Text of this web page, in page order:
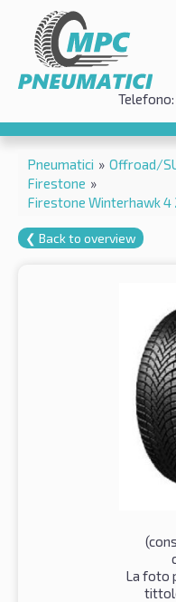
Telefono:
Pneumatici » Offroad/
Firestone »
Firestone Winterhawk 4
❮ Back to overview
La foto